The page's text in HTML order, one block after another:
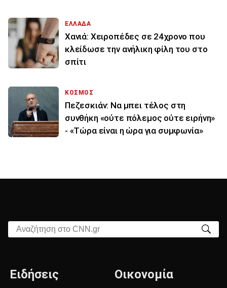
ΕΛΛΑΔΑ
Χανιά: Χειροπέδες σε 24χρονο που
κλείδωσε την ανήλικη φίλη του στο
σπίτι
ΚΟΣΜΟΣ
Πεζεσκιάν: Να μπει τέλος στη
συνθήκη «ούτε πόλεμος ούτε ειρήνη»
- «Τώρα είναι η ώρα για συμφωνία»
Αναζήτηση στο CNN.gr
Ειδήσεις Οικονομία